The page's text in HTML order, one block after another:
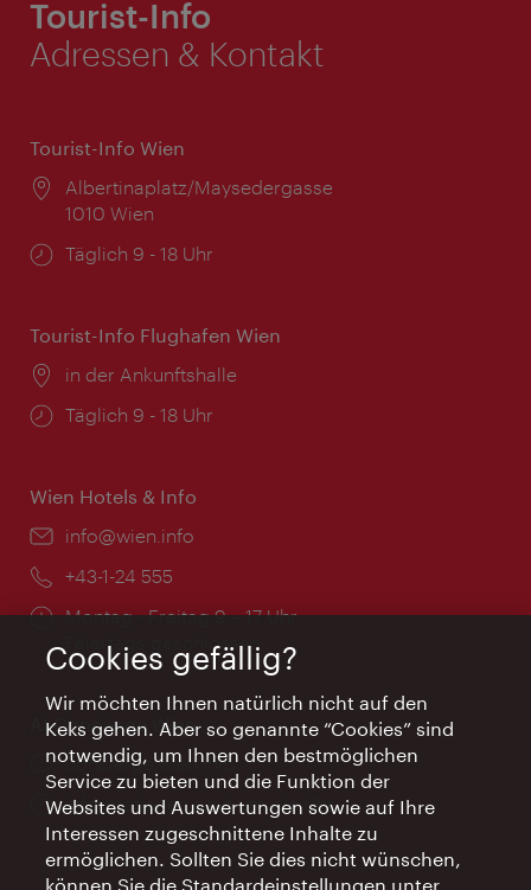
Tourist-Info
Adressen & Kontakt
Tourist-Info Wien
Ort:
Albertinaplatz/Maysedergasse
1010 Wien
Öffnungszeiten:
Täglich 9 - 18 Uhr
Tourist-Info Flughafen Wien
Ort:
in der Ankunftshalle
Öffnungszeiten:
Täglich 9 - 18 Uhr
Wien Hotels & Info
Email:
info@wien.info
Telefon:
+43-1-24 555
Öffnungszeiten:
Montag - Freitag 9 – 17 Uhr
Feiertags geschlossen
AI Concierge Wien
Ort:
concierge.wien.info
Öffnungszeiten:
Informationen rund um die Uhr
Cookies gefällig?
Wir möchten Ihnen natürlich nicht auf den
Keks gehen. Aber so genannte “Cookies” sind
notwendig, um Ihnen den bestmöglichen
Service zu bieten und die Funktion der
Websites und Auswertungen sowie auf Ihre
Interessen zugeschnittene Inhalte zu
ermöglichen. Sollten Sie dies nicht wünschen,
können Sie die Standardeinstellungen unter